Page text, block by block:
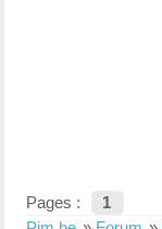
Pages :
1